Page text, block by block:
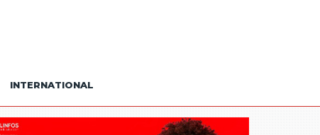
INTERNATIONAL